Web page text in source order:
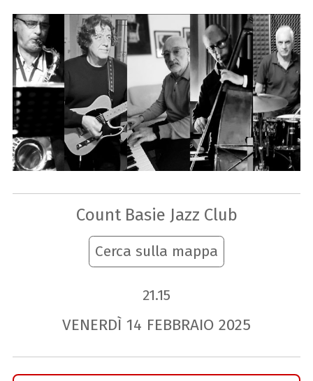
Count Basie Jazz Club
Cerca sulla mappa
21.15
VENERDÌ 14 FEBBRAIO 2025